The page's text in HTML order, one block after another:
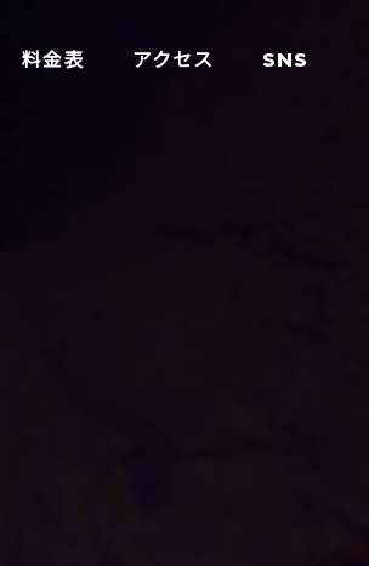
料金表 アクセス SNS